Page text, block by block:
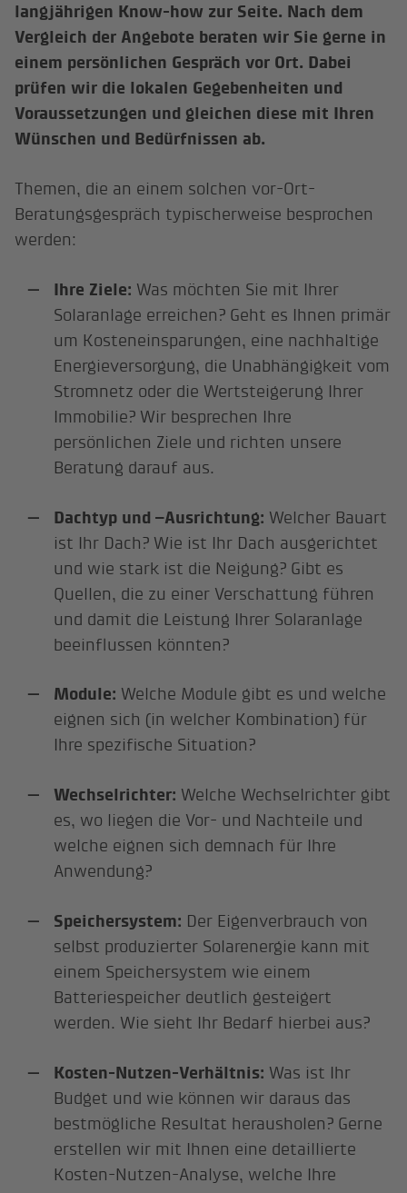
langjährigen Know-how zur Seite. Nach dem
Vergleich der Angebote beraten wir Sie gerne in
einem persönlichen Gespräch vor Ort. Dabei
prüfen wir die lokalen Gegebenheiten und
Voraussetzungen und gleichen diese mit Ihren
Wünschen und Bedürfnissen ab.
Themen, die an einem solchen vor-Ort-
Beratungsgespräch typischerweise besprochen
werden:
Ihre Ziele: Was möchten Sie mit Ihrer
Solaranlage erreichen? Geht es Ihnen primär
um Kosteneinsparungen, eine nachhaltige
Energieversorgung, die Unabhängigkeit vom
Stromnetz oder die Wertsteigerung Ihrer
Immobilie? Wir besprechen Ihre
persönlichen Ziele und richten unsere
Beratung darauf aus.
Dachtyp und –Ausrichtung: Welcher Bauart
ist Ihr Dach? Wie ist Ihr Dach ausgerichtet
und wie stark ist die Neigung? Gibt es
Quellen, die zu einer Verschattung führen
und damit die Leistung Ihrer Solaranlage
beeinflussen könnten?
Module: Welche Module gibt es und welche
eignen sich (in welcher Kombination) für
Ihre spezifische Situation?
Wechselrichter: Welche Wechselrichter gibt
es, wo liegen die Vor- und Nachteile und
welche eignen sich demnach für Ihre
Anwendung?
Speichersystem: Der Eigenverbrauch von
selbst produzierter Solarenergie kann mit
einem Speichersystem wie einem
Batteriespeicher deutlich gesteigert
werden. Wie sieht Ihr Bedarf hierbei aus?
Kosten-Nutzen-Verhältnis: Was ist Ihr
Budget und wie können wir daraus das
bestmögliche Resultat herausholen? Gerne
erstellen wir mit Ihnen eine detaillierte
Kosten-Nutzen-Analyse, welche Ihre